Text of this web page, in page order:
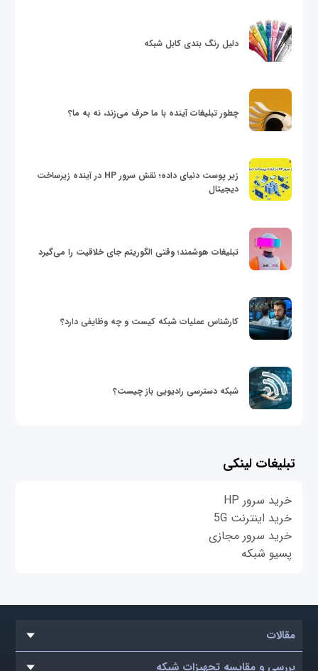
دلیل رنگ بندی کابل شبکه
چطور تبلیغات آینده با ما حرف می‌زند، نه به ما؟
زیر پوست دنیای داده؛ نقش سرور HP در آینده زیرساخت
دیجیتال
تبلیغات هوشمند؛ وقتی الگوریتم جای خلاقیت را می‌گیرد
کارشناس عملیات شبکه کیست و چه وظایفی دارد؟
شبکه دسترسی رادیویی باز چیست؟
تبلیغات لینکی
خرید سرور HP
خرید اینترنت 5G
خرید سرور مجازی
پسیو شبکه
مقالات
بررسی و مقایسه تجهیزات شبکه